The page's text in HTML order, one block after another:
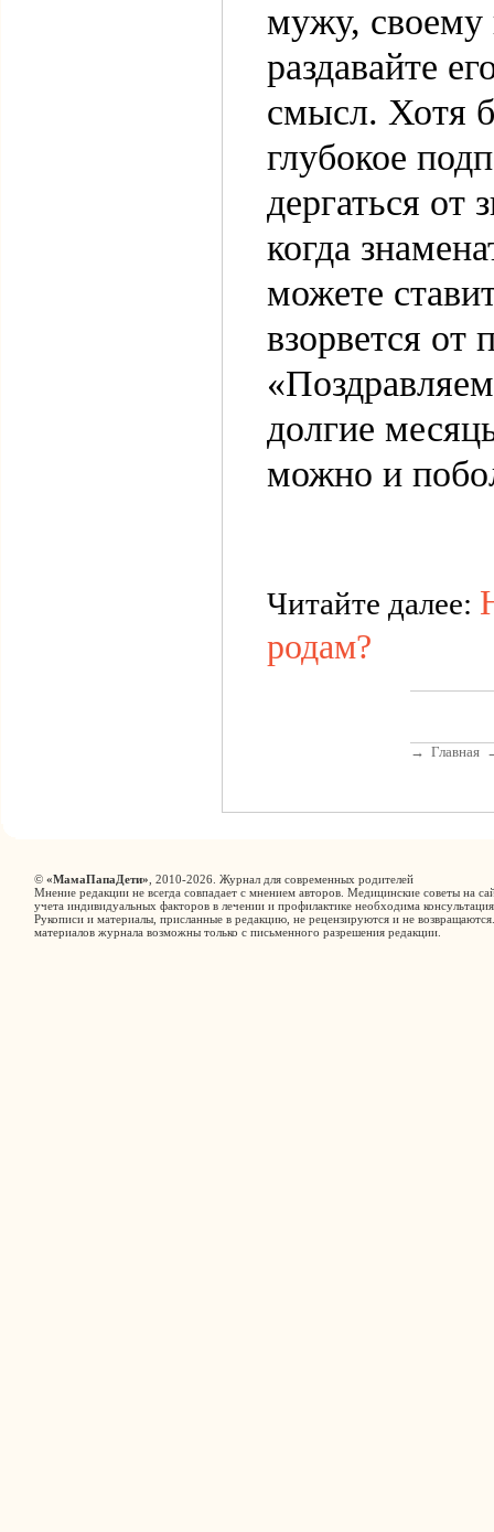
мужу, своему
раздавайте
смысл. Хотя
глубокое
дергаться от
когда
можете
взорвется от
долгие
можно и
Читайте далее:
родам?
→ Главная
© «МамаПапаДети» , 2010-2026. Журнал для современных родителей
Мнение редакции не всегда совпадает с мнением авторов. Медицинские советы на
учета индивидуальных факторов в лечении и профилактике необходима
Рукописи и материалы, присланные в редакцию, не рецензируются и не
материалов журнала возможны только с письменного разрешения редакции.